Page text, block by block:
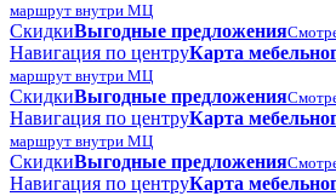
маршрут внутри МЦ
СкидкиВыгодные предложения
Навигация по центруКарта
маршрут внутри МЦ
СкидкиВыгодные предложения
Навигация по центруКарта
маршрут внутри МЦ
СкидкиВыгодные предложения
Навигация по центруКарта